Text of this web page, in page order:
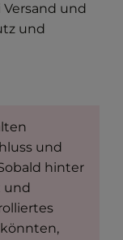
und
und
und
hinter
und